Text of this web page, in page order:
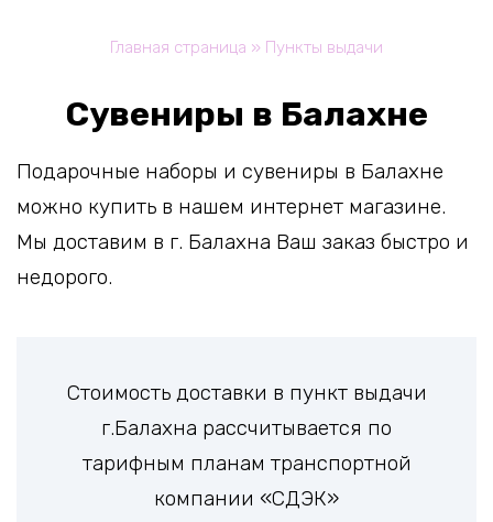
Главная страница » Пункты выдачи
Сувениры в Балахне
Подарочные наборы и сувениры в Балахне
можно купить в нашем интернет магазине.
Мы доставим в г. Балахна Ваш заказ быстро и
недорого.
Стоимость доставки в пункт выдачи
г.Балахна рассчитывается по
тарифным планам транспортной
компании «СДЭК»